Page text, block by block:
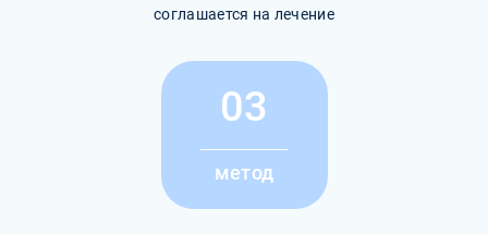
соглашается на лечение
03
метод